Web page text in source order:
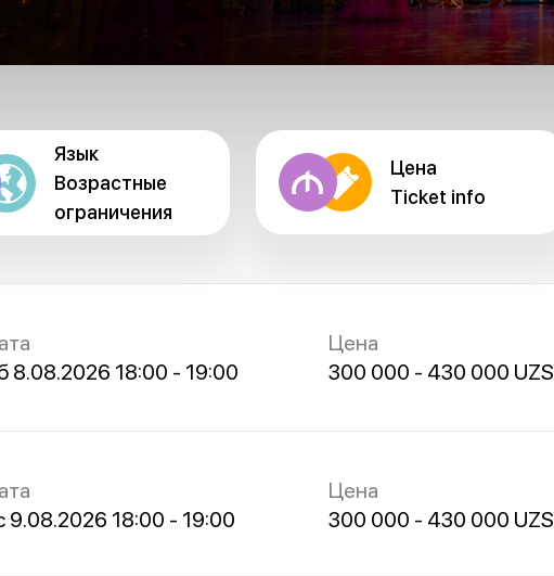
Язык
Возрастные
ограничения
Цена
Ticket info
8.08.2026 18:00 - 19:00
Цена
300 000 - 430 000 UZS
9.08.2026 18:00 - 19:00
Цена
300 000 - 430 000 UZS